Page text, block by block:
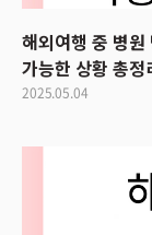
해외여행 중 병
가능한 상황 총정
2025.05.04